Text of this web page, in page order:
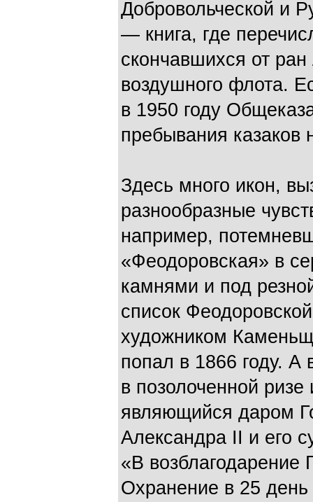
Добровольческой и
— книга, где
скончавшихся от ран
воздушного флота.
в 1950 году
пребывания казаков
Здесь много икон,
разнообразные
например,
«Феодоровская» в
камнями и под
список
художником
попал в 1866 году. А
в позолоченной
являющийся даром
Александра II и его
«В возблагодарение
Охранение в 25